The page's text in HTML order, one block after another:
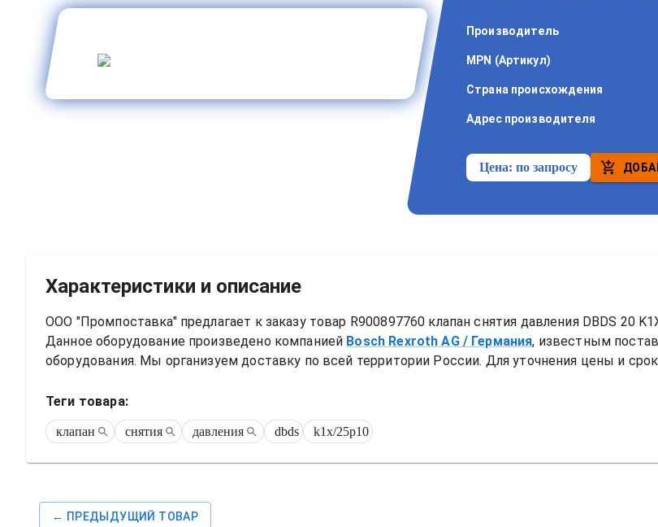
Производитель
MPN (Артикул)
Страна происхождения
Адрес производителя
Цена:по запросу
Характеристики и описание
ООО "Промпоставка" предлагает к заказу товар R900897760 клапан снятия давления DBDS 20
Данное оборудование произведено компанией Bosch Rexroth AG / Германия, известным
оборудования. Мы организуем доставку по всей территории России. Для уточнения цены и
Теги товара:
клапан снятия давления dbds k1x/25p10
← ПРЕДЫДУЩИЙ ТОВАР